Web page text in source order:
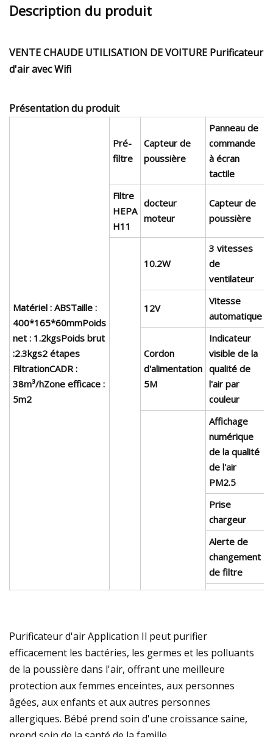
Description du produit
VENTE CHAUDE UTILISATION DE VOITURE Purificateur
d'air avec Wifi
Présentation du produit
Matériel : ABSTaille :
400*165*60mmPoids
net : 1.2kgsPoids brut
:2.3kgs2 étapes
FiltrationCADR :
38m³/hZone efficace :
5m2
Pré-
filtre
Capteur de
poussière
Panneau de
commande
à écran
tactile
Filtre
HEPA
H11
docteur
moteur
Capteur de
poussière
10.2W
3 vitesses
de
ventilateur
12V
Vitesse
automatique
Cordon
d'alimentation
5M
Indicateur
visible de la
qualité de
l'air par
couleur
Affichage
numérique
de la qualité
de l'air
PM2.5
Prise
chargeur
Alerte de
changement
de filtre
Purificateur d'air Application Il peut purifier
efficacement les bactéries, les germes et les polluants
de la poussière dans l'air, offrant une meilleure
protection aux femmes enceintes, aux personnes
âgées, aux enfants et aux autres personnes
allergiques. Bébé prend soin d'une croissance saine,